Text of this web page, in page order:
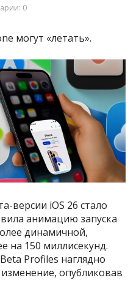
0
могут «летать».
версии iOS 26 стало
анимацию запуска
динамичной,
на 150 миллисекунд.
Profiles наглядно
опубликовав